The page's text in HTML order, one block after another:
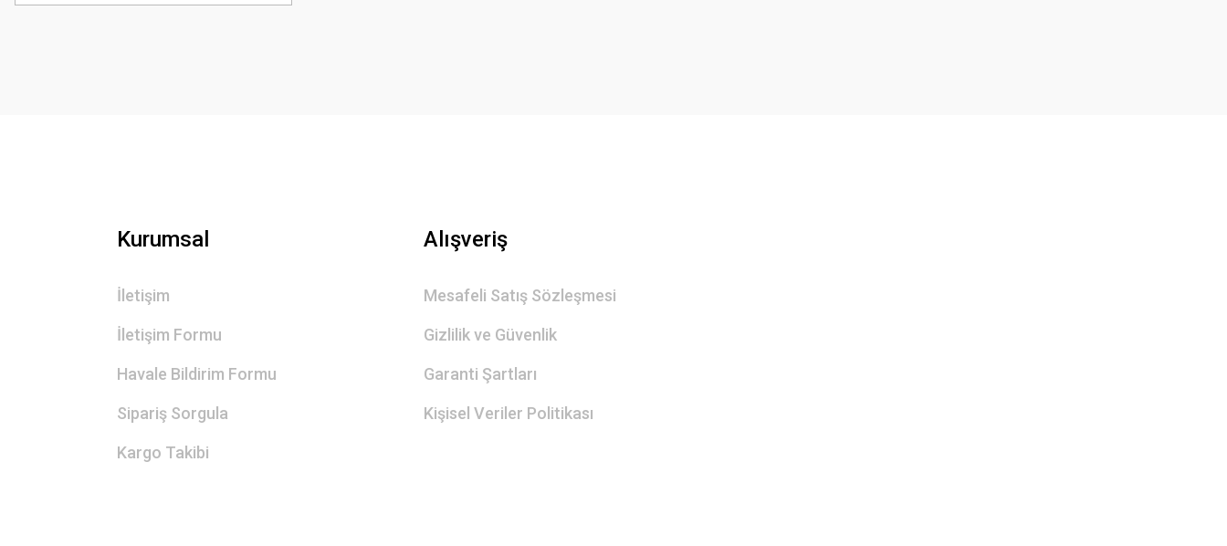
Kurumsal
İletişim
İletişim Formu
Havale Bildirim Formu
Sipariş Sorgula
Kargo Takibi
Alışveriş
Mesafeli Satış Sözleşmesi
Gizlilik ve Güvenlik
Garanti Şartları
Kişisel Veriler Politikası